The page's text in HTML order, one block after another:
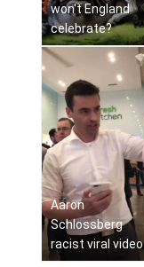
won't England
celebrate?
Aaron
Schlossberg
racist viral video